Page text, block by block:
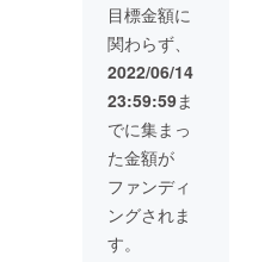
向上し
た場
合、正
規販売
販売予
定価格
より下
がる可
能性が
ござい
ます。
性能は
変わり
ませ
ん。 ※
製造過
程や輸
送の都
合等に
より、
出荷時
期が遅
れる場
予定：
2022年
8月末ま
で 注
意事項
※送料込
み（国
内の
み） ※
一般販
売の際
はデザ
目標金額に
関わらず、
2022/06/14
23:59:59ま
でに集まっ
た金額が
ファンディ
ングされま
す。